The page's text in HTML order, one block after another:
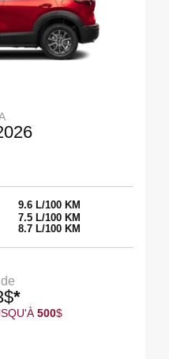
9.6 L/100 KM
7.5 L/100 KM
8.7 L/100 KM
$*
500$